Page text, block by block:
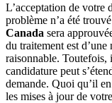
L’acceptation de votre
problème n’a été
Canada sera
du traitement est
raisonnable. Toutefois,
candidature peut
demande. Quoi qu’il
les mises à jour de